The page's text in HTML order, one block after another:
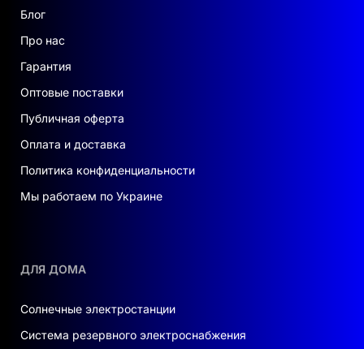
Блог
Про нас
Гарантия
Оптовые поставки
Публичная оферта
Оплата и доставка
Политика конфиденциальности
Мы работаем по Украине
ДЛЯ ДОМА
Солнечные электростанции
Система резервного электроснабжения